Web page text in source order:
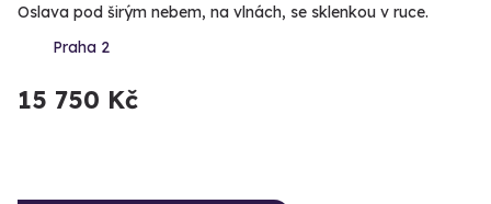
Oslava pod širým nebem, na vlnách, se sklenkou v ruce.
Praha 2
15 750 Kč